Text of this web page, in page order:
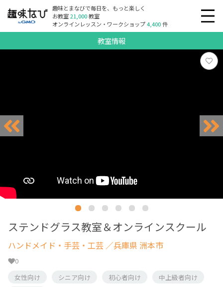
趣味とまなびで毎日を、もっと楽しく
お教室21,000教室
オンラインレッスン・ワークショップ4,400件
教室情報
ステンドグラス教室＆オンラインスクール
ハンドメイド・手芸・工芸 ／兵庫県 洲本市
0
女性向け
シニア向け 初心者向け
中上級者向け